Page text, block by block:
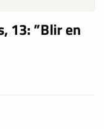
13: ”Blir en